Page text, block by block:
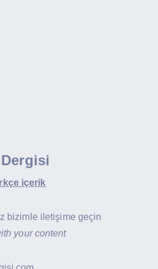
içerik
bizimle iletişime geçin
your content